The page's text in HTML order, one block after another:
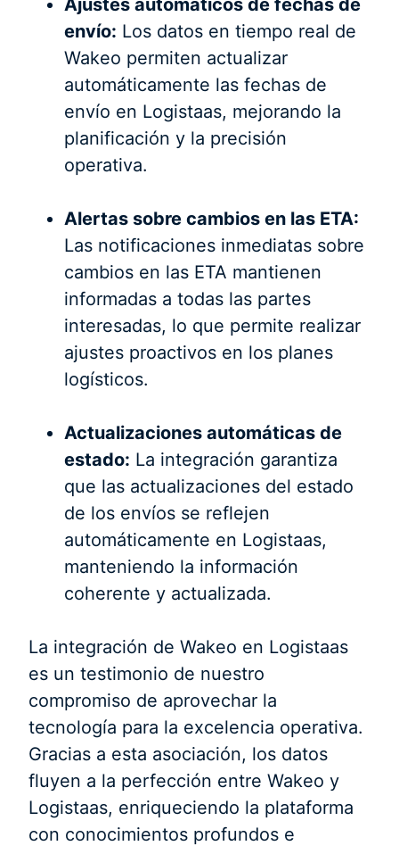
Ajustes automáticos de fechas de
envío: Los datos en tiempo real de
Wakeo permiten actualizar
automáticamente las fechas de
envío en Logistaas, mejorando la
planificación y la precisión
operativa.
Alertas sobre cambios en las ETA:
Las notificaciones inmediatas sobre
cambios en las ETA mantienen
informadas a todas las partes
interesadas, lo que permite realizar
ajustes proactivos en los planes
logísticos.
Actualizaciones automáticas de
estado: La integración garantiza
que las actualizaciones del estado
de los envíos se reflejen
automáticamente en Logistaas,
manteniendo la información
coherente y actualizada.
La integración de Wakeo en Logistaas
es un testimonio de nuestro
compromiso de aprovechar la
tecnología para la excelencia operativa.
Gracias a esta asociación, los datos
fluyen a la perfección entre Wakeo y
Logistaas, enriqueciendo la plataforma
con conocimientos profundos e